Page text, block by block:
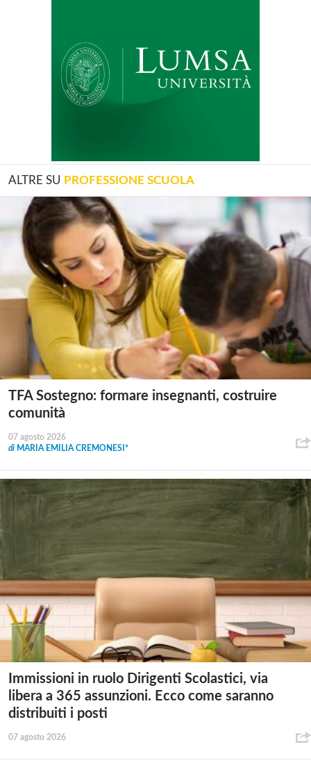
ALTRE SU PROFESSIONE SCUOLA
TFA Sostegno: formare insegnanti, costruire
comunità
07 agosto 2026
di MARIA EMILIA CREMONESI*
Immissioni in ruolo Dirigenti Scolastici, via
libera a 365 assunzioni. Ecco come saranno
distribuiti i posti
07 agosto 2026